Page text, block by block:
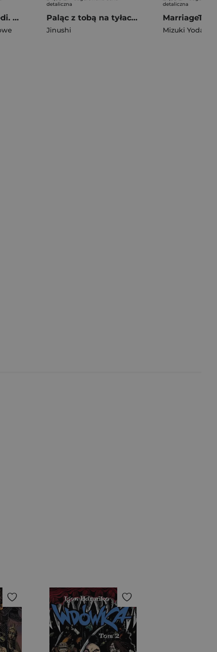
Faza III. Strach Jedi. Star Wars Wielka Republika
detaliczna
Paląc z tobą na tyłach sklepu. Tom 7
Jinushi
detaliczna
Mizuki Yoda